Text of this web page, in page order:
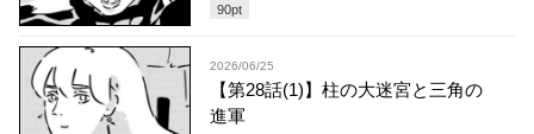
90pt
2026/06/25
【第28話(1)】柱の大迷宮と三角の
進軍